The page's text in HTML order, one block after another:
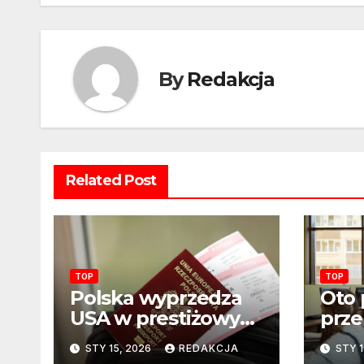
ByRedakcja
Related Post
TOP
Polska wyprzedza
USA w prestiżowym
rankingu. Nowy
układ sił na świecie?
STY 15, 2026 REDAKCJA
TOP
Oto
tytułu:
STY